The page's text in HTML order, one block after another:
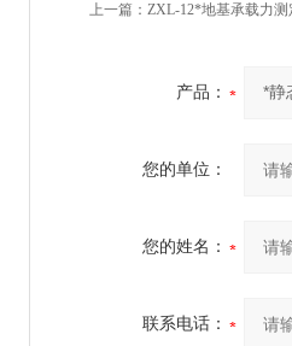
上一篇： ZXL-12*地基承载力测
产品：
您的单位：
您的姓名：
联系电话：